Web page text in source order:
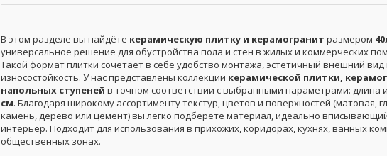
В этом разделе вы найдёте керамическую плитку и керамогранит размером
универсальное решение для обустройства пола и стен в жилых и коммерческих
Такой формат плитки сочетает в себе удобство монтажа, эстетичный внешний
износостойкость. У нас представлены коллекции керамической плитки,
напольных ступеней в точном соответствии с выбранными параметрами:
см. Благодаря широкому ассортименту текстур, цветов и поверхностей (матовая,
камень, дерево или цемент) вы легко подберёте материал, идеально
интерьер. Подходит для использования в прихожих, коридорах, кухнях, ванных
общественных зонах.